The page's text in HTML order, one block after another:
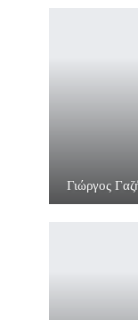
Γιώργος